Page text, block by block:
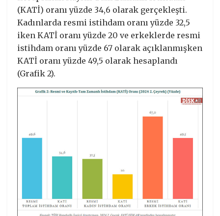
(KATİ) oranı yüzde 34,6 olarak gerçekleşti.
Kadınlarda resmi istihdam oranı yüzde 32,5
iken KATİ oranı yüzde 20 ve erkeklerde resmi
istihdam oranı yüzde 67 olarak açıklanmışken
KATİ oranı yüzde 49,5 olarak hesaplandı
(Grafik 2).